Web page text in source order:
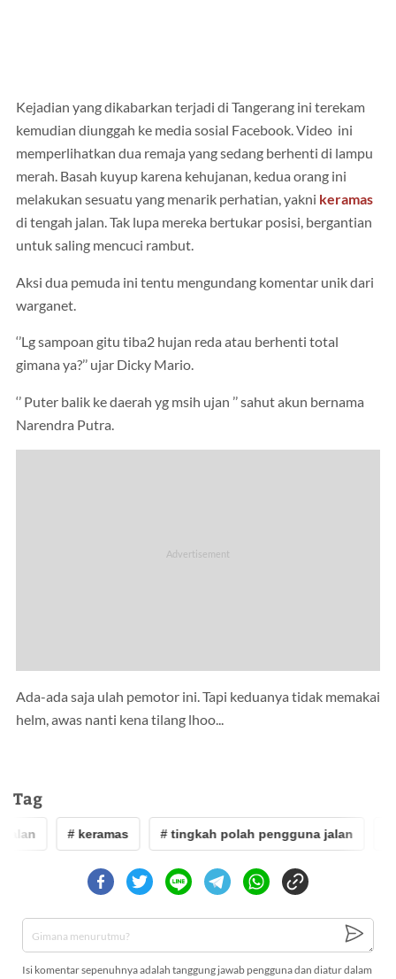
Kejadian yang dikabarkan terjadi di Tangerang ini terekam
kemudian diunggah ke media sosial Facebook. Video ini
memperlihatkan dua remaja yang sedang berhenti di lampu
merah. Basah kuyup karena kehujanan, kedua orang ini
melakukan sesuatu yang menarik perhatian, yakni keramas
di tengah jalan. Tak lupa mereka bertukar posisi, bergantian
untuk saling mencuci rambut.
Aksi dua pemuda ini tentu mengundang komentar unik dari
warganet.
‘’Lg sampoan gitu tiba2 hujan reda atau berhenti total
gimana ya?’’ ujar Dicky Mario.
‘’ Puter balik ke daerah yg msih ujan ’’ sahut akun bernama
Narendra Putra.
Ada-ada saja ulah pemotor ini. Tapi keduanya tidak memakai
helm, awas nanti kena tilang lhoo...
Tag
# keramas # tingkah polah pengguna jalan
Isi komentar sepenuhnya adalah tanggung jawab pengguna dan diatur dalam